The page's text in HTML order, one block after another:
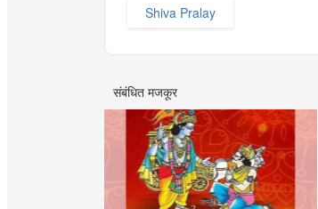
Shiva Pralay
संबंधित मजकूर